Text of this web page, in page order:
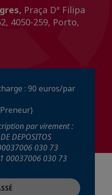
Praça Dª Filipa
4050-259, Porto,
: 90 euros/par
par virement :
DEPOSITOS
030 73
00037006 030 73